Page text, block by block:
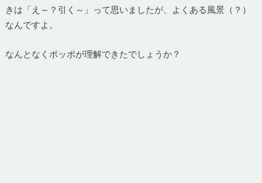
きは「え～？引く～」って思いましたが、よくある風景（？）
なんですよ。
なんとなくポッポが理解できたでしょうか？